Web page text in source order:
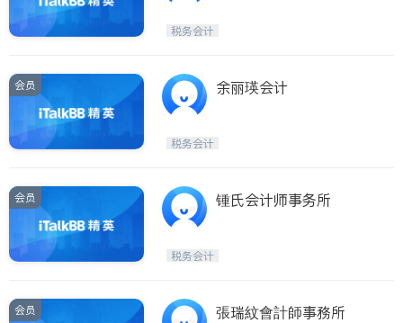
税务会计
会员 余丽瑛会计
税务会计
会员 锺氏会计师事务所
税务会计
会员 張瑞紋會計師事務所